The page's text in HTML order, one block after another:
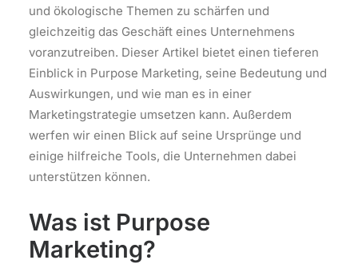
und ökologische Themen zu schärfen und
gleichzeitig das Geschäft eines Unternehmens
voranzutreiben. Dieser Artikel bietet einen tieferen
Einblick in Purpose Marketing, seine Bedeutung und
Auswirkungen, und wie man es in einer
Marketingstrategie umsetzen kann. Außerdem
werfen wir einen Blick auf seine Ursprünge und
einige hilfreiche Tools, die Unternehmen dabei
unterstützen können.
Was ist Purpose
Marketing?